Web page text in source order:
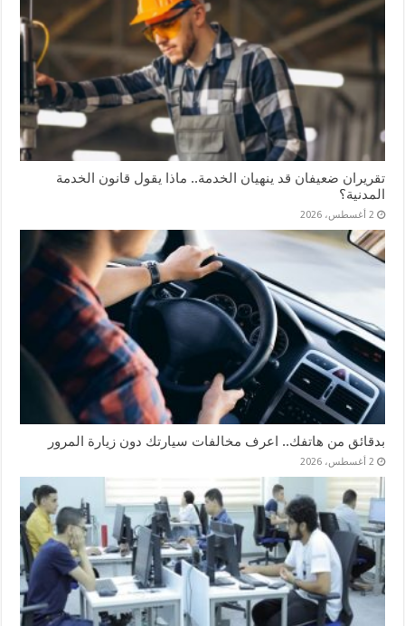
تقريران ضعيفان قد ينهيان الخدمة.. ماذا يقول قانون الخدمة
المدنية؟
2 أغسطس، 2026
بدقائق من هاتفك.. اعرف مخالفات سيارتك دون زيارة المرور
2 أغسطس، 2026